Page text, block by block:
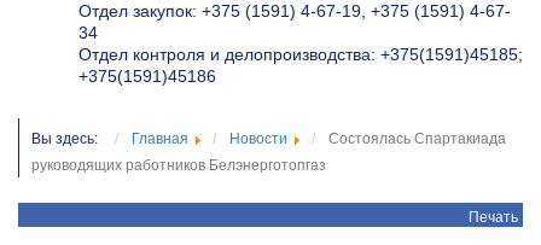
Отдел закупок: +375 (1591) 4-67-19, +375 (1591) 4-67-
34
Отдел контроля и делопроизводства: +375(1591)45185;
+375(1591)45186
Вы здесь: Главная Новости
Состоялась Спартакиада
руководящих работников Белэнерготопгаз
Печать